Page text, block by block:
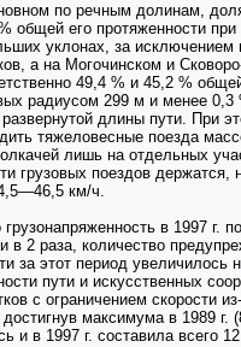
по речным долинам,
общей его протяженности при
уклонах, за исключением
а на Могочинском и
49,4 % и 45,2 %
радиусом 299 м и менее 0,3
длины пути. При
тяжеловесные поезда
лишь на отдельных
грузовых поездов держатся,
км/ч.
в 1997 г.
в 2 раза, количество
за этот период увеличилось
пути и искусственных
с ограничением скорости
максимума в 1989 г.
и в 1997 г. составила всего